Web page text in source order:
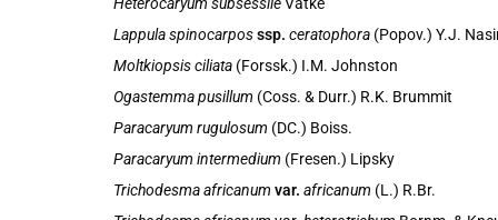
Lappula spinocarposssp. ceratophora (Popov.) Y.J.
Moltkiopsis ciliata (Forssk.) I.M. Johnston
Ogastemma pusillum (Coss. & Durr.) R.K. Brummit
Paracaryum rugulosum (DC.) Boiss.
Paracaryum intermedium (Fresen.) Lipsky
Trichodesma africanum var. africanum (L.) R.Br.